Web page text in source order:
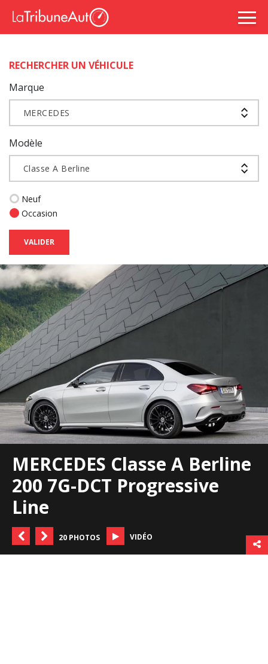
RECHERCHER UN VÉHICULE
Marque
MERCEDES
Modèle
Classe A Berline
Neuf
Occasion
VALIDER
MERCEDES Classe A Berline
200 7G-DCT Progressive
Line
20 PHOTOS VIDÉO